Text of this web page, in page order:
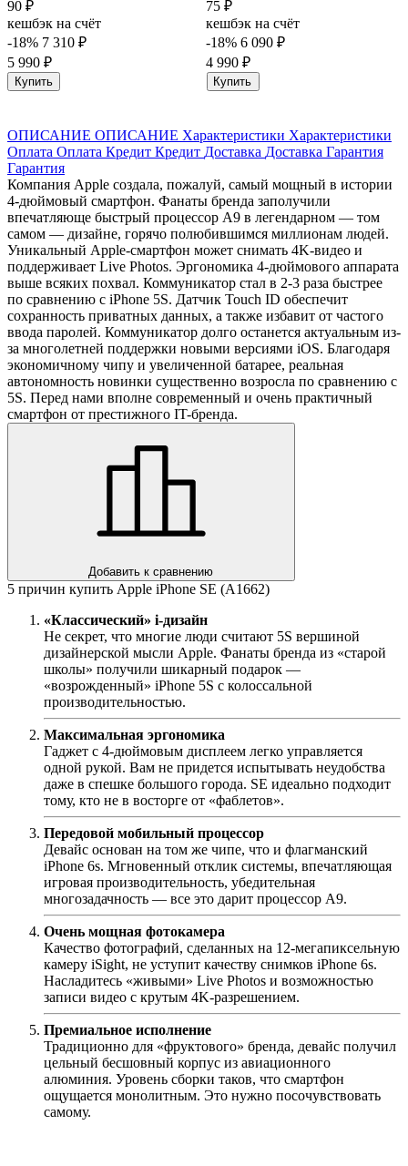
90 ₽
кешбэк на счёт
-18% 7 310 ₽
5 990 ₽
Купить
75 ₽
кешбэк на счёт
-18% 6 090 ₽
4 990 ₽
Купить
ОПИСАНИЕ ОПИСАНИЕ Характеристики Характеристики
Оплата Оплата Кредит Кредит Доставка Доставка Гарантия
Гарантия
Компания Apple создала, пожалуй, самый мощный в истории
4-дюймовый смартфон. Фанаты бренда заполучили
впечатляюще быстрый процессор А9 в легендарном — том
самом — дизайне, горячо полюбившимся миллионам людей.
Уникальный Apple-смартфон может снимать 4K-видео и
поддерживает Live Photos. Эргономика 4-дюймового аппарата
выше всяких похвал. Коммуникатор стал в 2-3 раза быстрее
по сравнению с iPhone 5S. Датчик Touch ID обеспечит
сохранность приватных данных, а также избавит от частого
ввода паролей. Коммуникатор долго останется актуальным из-
за многолетней поддержки новыми версиями iOS. Благодаря
экономичному чипу и увеличенной батарее, реальная
автономность новинки существенно возросла по сравнению с
5S. Перед нами вполне современный и очень практичный
смартфон от престижного IT-бренда.
Добавить к сравнению
5 причин купить Apple iPhone SE (A1662)
«Классический» i-дизайн
Не секрет, что многие люди считают 5S вершиной
дизайнерской мысли Apple. Фанаты бренда из «старой
школы» получили шикарный подарок —
«возрожденный» iPhone 5S с колоссальной
производительностью.
Максимальная эргономика
Гаджет с 4-дюймовым дисплеем легко управляется
одной рукой. Вам не придется испытывать неудобства
даже в спешке большого города. SE идеально подходит
тому, кто не в восторге от «фаблетов».
Передовой мобильный процессор
Девайс основан на том же чипе, что и флагманский
iPhone 6s. Мгновенный отклик системы, впечатляющая
игровая производительность, убедительная
многозадачность — все это дарит процессор А9.
Очень мощная фотокамера
Качество фотографий, сделанных на 12-мегапиксельную
камеру iSight, не уступит качеству снимков iPhone 6s.
Насладитесь «живыми» Live Photos и возможностью
записи видео с крутым 4K-разрешением.
Премиальное исполнение
Традиционно для «фруктового» бренда, девайс получил
цельный бесшовный корпус из авиационного
алюминия. Уровень сборки таков, что смартфон
ощущается монолитным. Это нужно посочувствовать
самому.